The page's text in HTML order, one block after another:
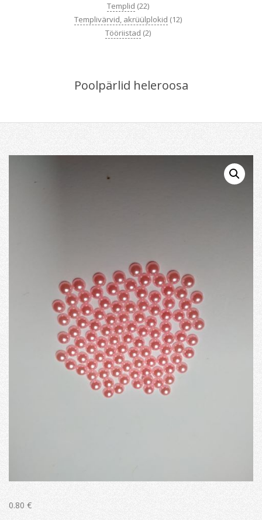
Templid (22)
Templivärvid, akrüülplokid (12)
Tööriistad (2)
Poolpärlid heleroosa
0.80 €